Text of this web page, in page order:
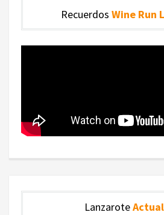
Recuerdos Wine Run
Lanzarote